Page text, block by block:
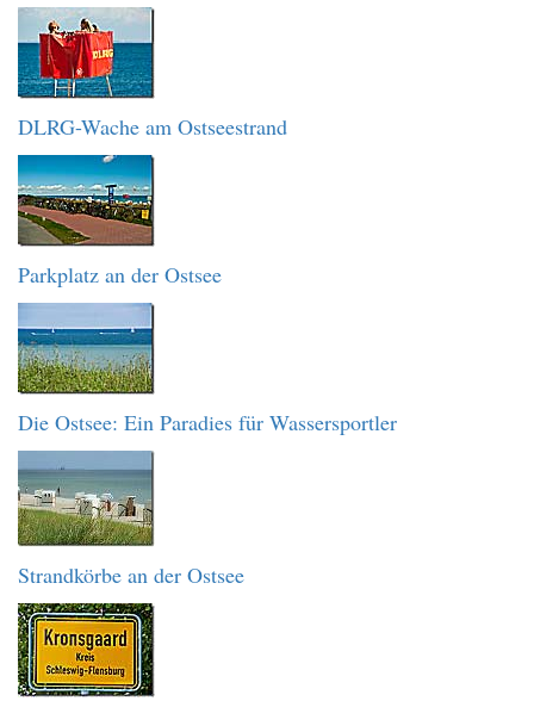
DLRG-Wache am Ostseestrand
Parkplatz an der Ostsee
Die Ostsee: Ein Paradies für Wassersportler
Strandkörbe an der Ostsee